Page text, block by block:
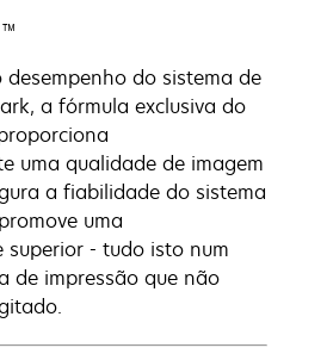
desempenho do sistema de
a fórmula exclusiva do
uma qualidade de imagem
a fiabilidade do sistema
uma
superior - tudo isto num
de impressão que não